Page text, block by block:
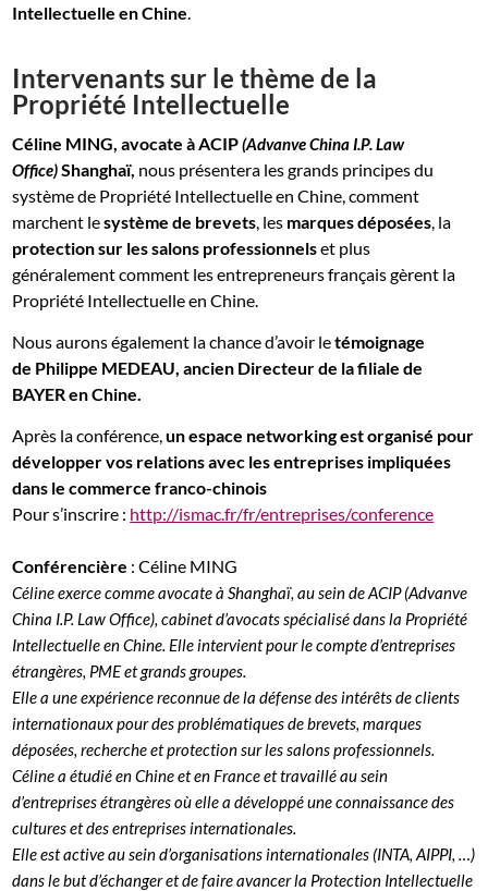
Intellectuelle en Chine.
Intervenants sur le thème de la
Propriété Intellectuelle
Céline MING, avocate à ACIP(Advanve China I.P. Law
Office)Shanghaï, nous présentera les grands principes du
système de Propriété Intellectuelle en Chine, comment
marchent lesystème de brevets, les marques déposées, la
protection sur les salons professionnelset plus
généralement comment les entrepreneurs français gèrent la
Propriété Intellectuelle en Chine.
Nous aurons également la chance d’avoir letémoignage
de Philippe MEDEAU, ancien Directeur de la filiale de
BAYER en Chine.
Après la conférence,un espace networking est organisé pour
développer vos relations avec les entreprises impliquées
dans le commerce franco-chinois
Pour s’inscrire : http://ismac.fr/fr/entreprises/conference
Conférencière : Céline MING
Céline exerce comme avocate à Shanghaï, au sein de ACIP (Advanve
China I.P. Law Office), cabinet d’avocats spécialisé dans la Propriété
Intellectuelle en Chine. Elle intervient pour le compte d’entreprises
étrangères, PME et grands groupes.
Elle a une expérience reconnue de la défense des intérêts de clients
internationaux pour des problématiques de brevets, marques
déposées, recherche et protection sur les salons professionnels.
Céline a étudié en Chine et en France et travaillé au sein
d’entreprises étrangères où elle a développé une connaissance des
cultures et des entreprises internationales.
Elle est active au sein d’organisations internationales (INTA, AIPPI, …)
dans le but d’échanger et de faire avancer la Protection Intellectuelle